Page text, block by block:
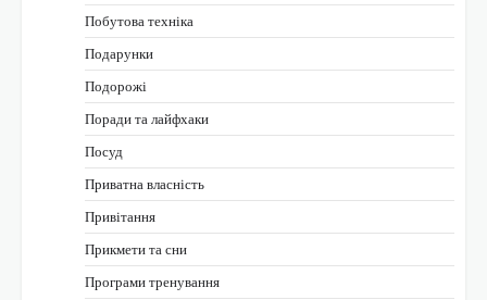
Побутова техніка
Подарунки
Подорожі
Поради та лайфхаки
Посуд
Приватна власність
Привітання
Прикмети та сни
Програми тренування